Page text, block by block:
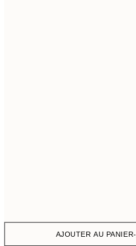
AJOUTER AU PANIER-